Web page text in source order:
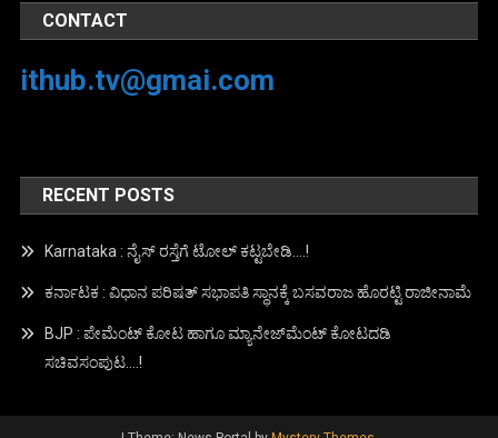
CONTACT
ithub.tv@gmai.com
RECENT POSTS
Karnataka : ನೈಸ್ ರಸ್ತೆಗೆ ಟೋಲ್ ಕಟ್ಟಬೇಡಿ….!
ಕರ್ನಾಟಕ : ವಿಧಾನ ಪರಿಷತ್ ಸಭಾಪತಿ ಸ್ಥಾನಕ್ಕೆ ಬಸವರಾಜ ಹೊರಟ್ಟಿ ರಾಜೀನಾಮೆ
BJP : ಪೇಮೆಂಟ್ ಕೋಟ ಹಾಗೂ ಮ್ಯಾನೇಜ್‍ಮೆಂಟ್ ಕೋಟದಡಿ
ಸಚಿವಸಂಪುಟ….!